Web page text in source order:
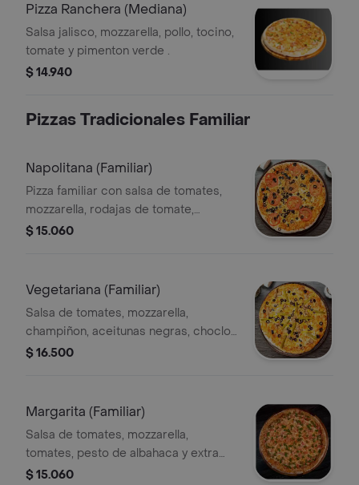
Pizza Ranchera (Mediana)
Salsa jalisco, mozzarella, pollo, tocino,
tomate y pimenton verde .
$ 14.940
Pizzas Tradicionales Familiar
Napolitana (Familiar)
Pizza familiar con salsa de tomates,
mozzarella, rodajas de tomate,
aceitunas negras y orégano.
$ 15.060
Vegetariana (Familiar)
Salsa de tomates, mozzarella,
champiñon, aceitunas negras, choclo
y espárragos
$ 16.500
Margarita (Familiar)
Salsa de tomates, mozzarella,
tomates, pesto de albahaca y extra
queso.
$ 15.060